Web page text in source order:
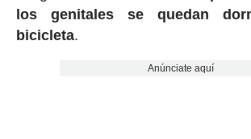
los genitales se quedan
bicicleta.
Anúnciate aquí